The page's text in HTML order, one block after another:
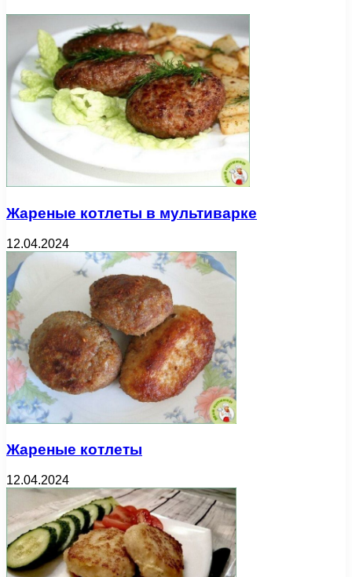
Жареные котлеты в мультиварке
12.04.2024
Жареные котлеты
12.04.2024